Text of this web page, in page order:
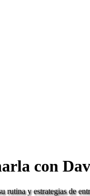
con
rutina y estrategias de